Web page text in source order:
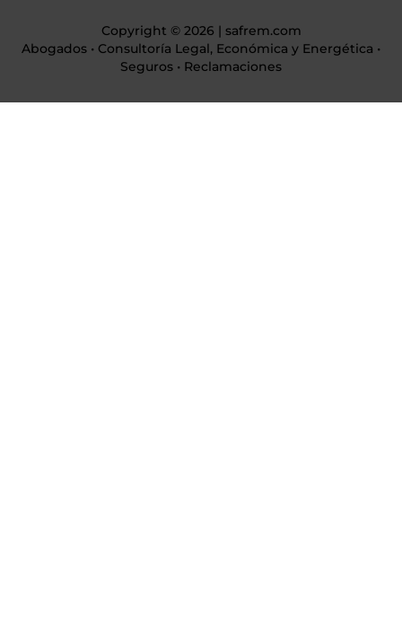
Copyright © 2026 | safrem.com
Abogados • Consultoría Legal, Económica y Energética •
Seguros • Reclamaciones